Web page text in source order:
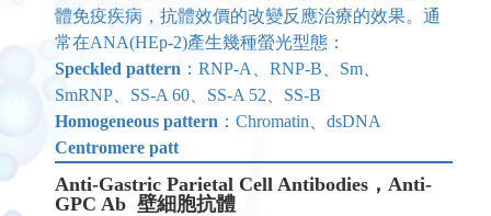
體免疫疾病，抗體效價的改變反應治療的效果。通
常在ANA(HEp-2)產生幾種螢光型態：
Speckled pattern ：RNP-A、RNP-B、Sm、
SmRNP、SS-A 60、SS-A 52、SS-B
Homogeneous pattern ：Chromatin、dsDNA
Centromere patt
Anti-Gastric Parietal Cell Antibodies，Anti-
GPC Ab 壁細胞抗體